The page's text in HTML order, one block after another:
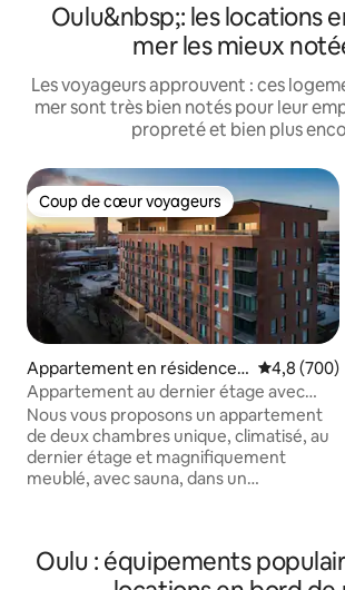
Oulu&nbsp;: les locations
mer les mieux
Les voyageurs approuvent : ces
mer sont très bien notés pour leur
propreté et bien plus
Coup de cœur voyageurs
Coup de cœur voyageurs
Appartement en résidence ⋅
Oulu
Évaluation
4,8 (700)
Appartement au dernier étage avec
terrasse sur le toit
Nous vous proposons un appartement
de deux chambres unique, climatisé, au
dernier étage et magnifiquement
meublé, avec sauna, dans un
unique sur le toit, plus large que
l'appartement, orientée plein sud, est le
Oulu : équipements